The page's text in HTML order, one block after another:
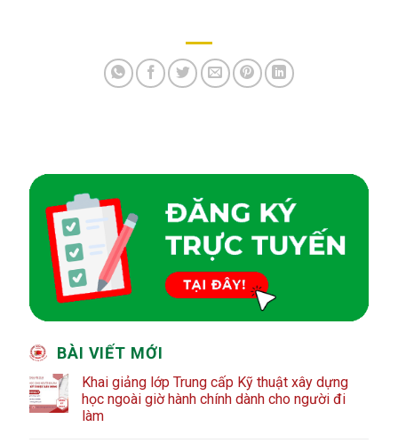
BÀI VIẾT MỚI
Khai giảng lớp Trung cấp Kỹ thuật xây dựng
học ngoài giờ hành chính dành cho người đi
làm